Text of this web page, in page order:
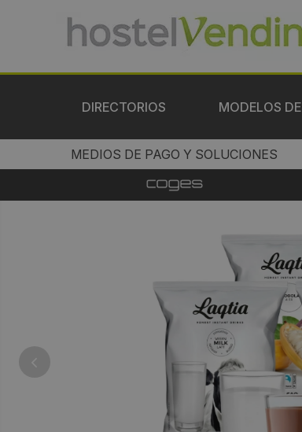
DIRECTORIOS MODELOS
MEDIOS DE PAGO Y SOLUCIONES